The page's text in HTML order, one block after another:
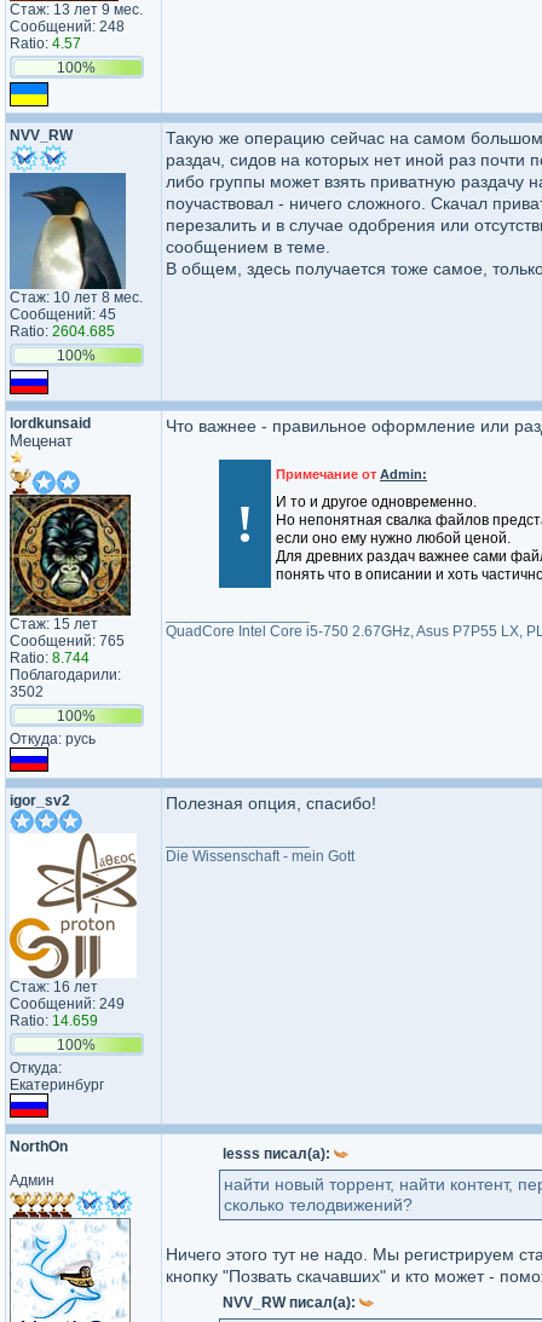
Стаж: 13 лет 9 мес.
Сообщений: 248
Ratio: 4.57
100%
NVV_RW
Стаж: 10 лет 8 мес.
Сообщений: 45
Ratio: 2604.685
100%
Такую же операцию сейчас на самом большом
раздач, сидов на которых нет иной раз
либо группы может взять приватную раздачу
поучаствовал - ничего сложного. Скачал
перезалить и в случае одобрения или
сообщением в теме.
В общем, здесь получается тоже самое,
lordkunsaid
Меценат
Стаж: 15 лет
Сообщений: 765
Ratio: 8.744
Поблагодарили:
3502
100%
Откуда: русь
Что важнее - правильное оформление или
!
Примечание от Admin:
И то и другое одновременно.
Но непонятная свалка файлов
если оно ему нужно любой ценой.
Для древних раздач важнее сами
понять что в описании и хоть
QuadCore Intel Core i5-750 2.67GHz, Asus P7P55 LX,
igor_sv2
Стаж: 16 лет
Сообщений: 249
Ratio: 14.659
100%
Откуда:
Екатеринбург
Полезная опция, спасибо!
Die Wissenschaft - mein Gott
NorthOn
Админ
lesss писал(а):
найти новый торрент, найти контент,
сколько телодвижений?
Ничего этого тут не надо. Мы регистрируем
кнопку "Позвать скачавших" и кто может -
NVV_RW писал(а):